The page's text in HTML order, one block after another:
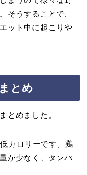
そうすることで、
ット中に起こりや
とめ
とめました。
カロリーです。鶏
が少なく、タンパ